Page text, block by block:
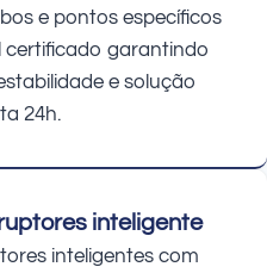
e pontos específicos
certificado garantindo
e solução
24h.
inteligente
inteligentes com